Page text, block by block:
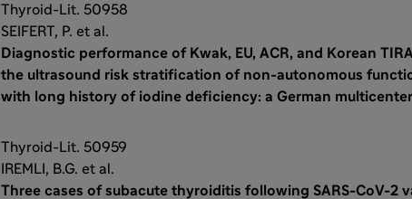
Thyroid-Lit. 50958
SEIFERT, P. et al.
Diagnostic performance of Kwak, EU, ACR, and Korean
the ultrasound risk stratification of non-autonomous
with long history of iodine deficiency: a German
Thyroid-Lit. 50959
IREMLI, B.G. et al.
Three cases of subacute thyroiditis following SARS-CoV-2